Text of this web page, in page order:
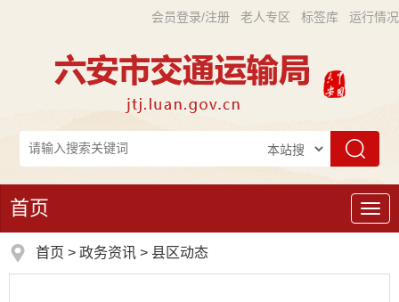
会员登录/注册 老人专区 标签库 运行情况
导
航
首页
首页 > 政务资讯 > 县区动态